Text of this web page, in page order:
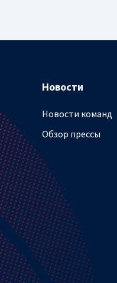
Новости
Новости команд
Обзор прессы